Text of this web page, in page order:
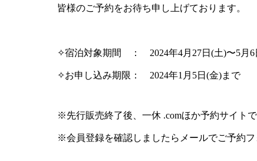
皆様のご予約をお待ち申し上げております。
✧宿泊対象期間 ： 2024年4月27日(土)〜5月6
✧お申し込み期限： 2024年1月5日(金)まで
※先行販売終了後、一休 .comほか予約サイト
※会員登録を確認しましたらメールでご予約フ